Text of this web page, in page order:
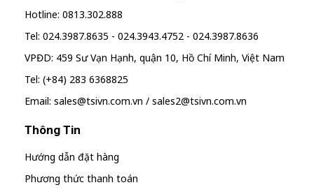
Hotline: 0813.302.888
Tel: 024.3987.8635 - 024.3943.4752 - 024.3987.8636
VPĐD: 459 Sư Vạn Hạnh, quận 10, Hồ Chí Minh, Việt Nam
Tel: (+84) 283 6368825
Email: sales@tsivn.com.vn / sales2@tsivn.com.vn
Thông Tin
Hướng dẫn đặt hàng
Phương thức thanh toán